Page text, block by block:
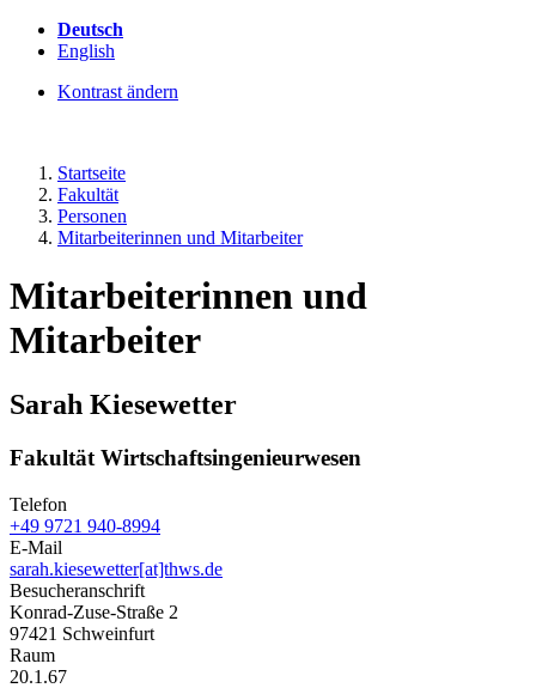
Deutsch
English
Kontrast ändern
Startseite
Fakultät
Personen
Mitarbeiterinnen und Mitarbeiter
Mitarbeiterinnen und
Mitarbeiter
Sarah Kiesewetter
Fakultät Wirtschaftsingenieurwesen
Telefon
+49 9721 940-8994
E-Mail
sarah.kiesewetter[at]thws.de
Besucheranschrift
Konrad-Zuse-Straße 2
97421 Schweinfurt
Raum
20.1.67